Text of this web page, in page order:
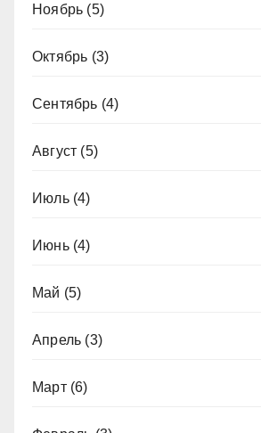
Ноябрь (5)
Октябрь (3)
Сентябрь (4)
Август (5)
Июль(4)
Июнь(4)
Май (5)
Апрель (3)
Март(6)